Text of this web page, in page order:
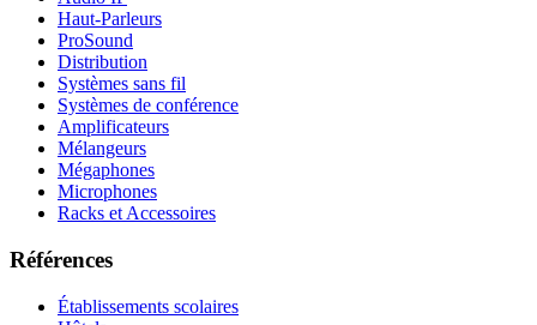
Haut-Parleurs
ProSound
Distribution
Systèmes sans fil
Systèmes de conférence
Amplificateurs
Mélangeurs
Mégaphones
Microphones
Racks et Accessoires
Références
Établissements scolaires